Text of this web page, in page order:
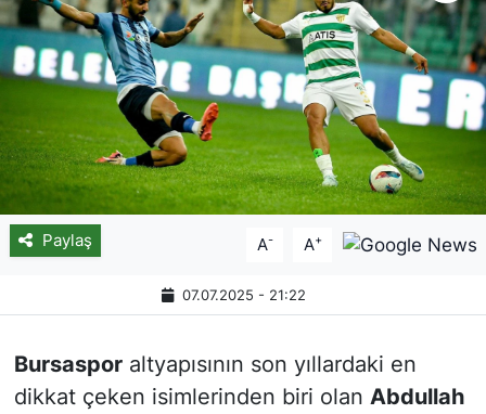
Paylaş A- A+
07.07.2025 - 21:22
Bursasporaltyapısının son yıllardaki en
dikkat çeken isimlerinden biri olan Abdullah